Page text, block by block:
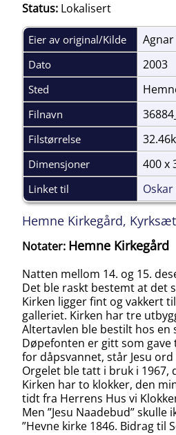
Status: Lokalisert
Eier av original/Kilde
Dato 2003
Sted
Filnavn
Filstørrelse 32.46k
Dimensjoner 400 x
Linket til Oskar
Hemne Kirkegård,
Notater: Hemne Kirkegård
Natten mellom 14. og 15.
Det ble raskt bestemt at det
Kirken ligger fint og vakkert
galleriet. Kirken har tre
Altertavlen ble bestilt hos en
Døpefonten er gitt som gave
for dåpsvannet, står Jesu
Orgelet ble tatt i bruk i 1967,
Kirken har to klokker, den
tidt fra Herrens Hus vi
Men ”Jesu Naadebud”
”Hevne kirke 1846. Bidrag til